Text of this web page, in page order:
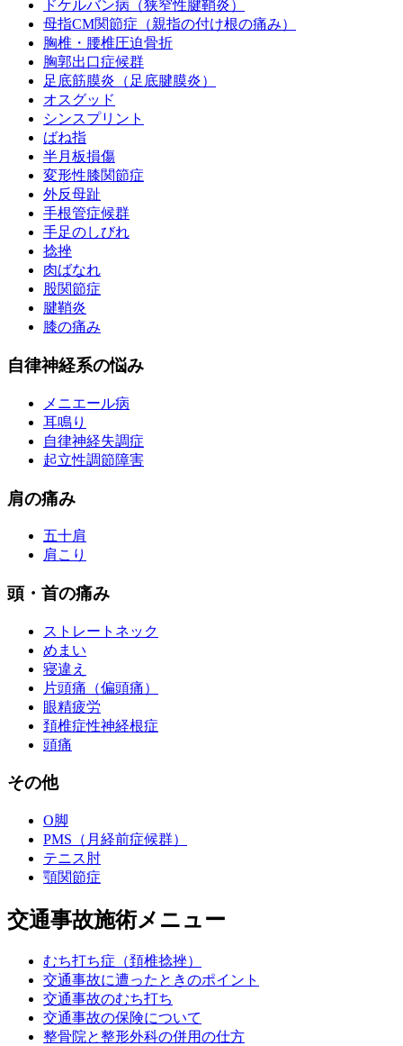
ドケルバン病（狭窄性腱鞘炎）
母指CM関節症（親指の付け根の痛み）
胸椎・腰椎圧迫骨折
胸郭出口症候群
足底筋膜炎（足底腱膜炎）
オスグッド
シンスプリント
ばね指
半月板損傷
変形性膝関節症
外反母趾
手根管症候群
手足のしびれ
捻挫
肉ばなれ
股関節症
腱鞘炎
膝の痛み
自律神経系の悩み
メニエール病
耳鳴り
自律神経失調症
起立性調節障害
肩の痛み
五十肩
肩こり
頭・首の痛み
ストレートネック
めまい
寝違え
片頭痛（偏頭痛）
眼精疲労
頚椎症性神経根症
頭痛
その他
O脚
PMS（月経前症候群）
テニス肘
顎関節症
交通事故施術メニュー
むち打ち症（頚椎捻挫）
交通事故に遭ったときのポイント
交通事故のむち打ち
交通事故の保険について
整骨院と整形外科の併用の仕方